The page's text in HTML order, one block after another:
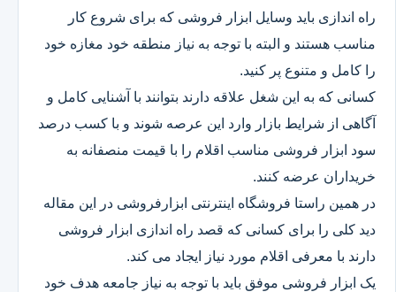
راه اندازی باید وسایل ابزار فروشی که برای شروع کار
مناسب هستند و البته با توجه به نیاز منطقه خود مغازه خود
را کامل و متنوع پر کنید.
کسانی که به این شغل علاقه دارند بتوانند با آشنایی کامل و
آگاهی از شرایط بازار وارد این عرصه شوند و با کسب درصد
سود ابزار فروشی مناسب اقلام را با قیمت منصفانه به
خریداران عرضه کنند.
در همین راستا فروشگاه اینترنتی ابزارفروشی در این مقاله
دید کلی را برای کسانی که قصد راه اندازی ابزار فروشی
دارند با معرفی اقلام مورد نیاز ایجاد می کند.
یک ابزار فروشی موفق باید با توجه به نیاز جامعه هدف خود